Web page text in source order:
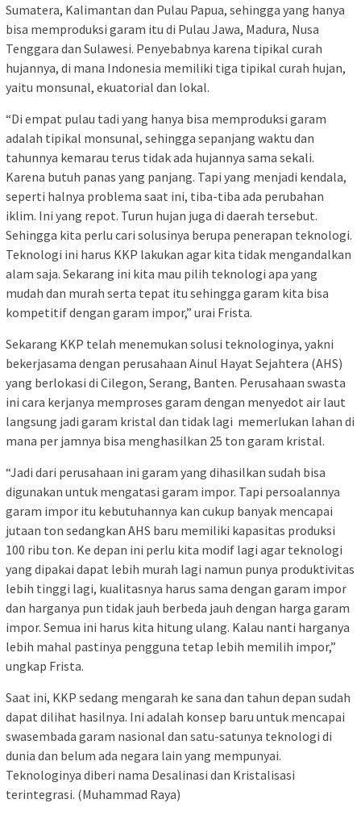
Sumatera, Kalimantan dan Pulau Papua, sehingga yang hanya
bisa memproduksi garam itu di Pulau Jawa, Madura, Nusa
Tenggara dan Sulawesi. Penyebabnya karena tipikal curah
hujannya, di mana Indonesia memiliki tiga tipikal curah hujan,
yaitu monsunal, ekuatorial dan lokal.
“Di empat pulau tadi yang hanya bisa memproduksi garam
adalah tipikal monsunal, sehingga sepanjang waktu dan
tahunnya kemarau terus tidak ada hujannya sama sekali.
Karena butuh panas yang panjang. Tapi yang menjadi kendala,
seperti halnya problema saat ini, tiba-tiba ada perubahan
iklim. Ini yang repot. Turun hujan juga di daerah tersebut.
Sehingga kita perlu cari solusinya berupa penerapan teknologi.
Teknologi ini harus KKP lakukan agar kita tidak mengandalkan
alam saja. Sekarang ini kita mau pilih teknologi apa yang
mudah dan murah serta tepat itu sehingga garam kita bisa
kompetitif dengan garam impor,” urai Frista.
Sekarang KKP telah menemukan solusi teknologinya, yakni
bekerjasama dengan perusahaan Ainul Hayat Sejahtera (AHS)
yang berlokasi di Cilegon, Serang, Banten. Perusahaan swasta
ini cara kerjanya memproses garam dengan menyedot air laut
langsung jadi garam kristal dan tidak lagi memerlukan lahan di
mana per jamnya bisa menghasilkan 25 ton garam kristal.
“Jadi dari perusahaan ini garam yang dihasilkan sudah bisa
digunakan untuk mengatasi garam impor. Tapi persoalannya
garam impor itu kebutuhannya kan cukup banyak mencapai
jutaan ton sedangkan AHS baru memiliki kapasitas produksi
100 ribu ton. Ke depan ini perlu kita modif lagi agar teknologi
yang dipakai dapat lebih murah lagi namun punya produktivitas
lebih tinggi lagi, kualitasnya harus sama dengan garam impor
dan harganya pun tidak jauh berbeda jauh dengan harga garam
impor. Semua ini harus kita hitung ulang. Kalau nanti harganya
lebih mahal pastinya pengguna tetap lebih memilih impor,”
ungkap Frista.
Saat ini, KKP sedang mengarah ke sana dan tahun depan sudah
dapat dilihat hasilnya. Ini adalah konsep baru untuk mencapai
swasembada garam nasional dan satu-satunya teknologi di
dunia dan belum ada negara lain yang mempunyai.
Teknologinya diberi nama Desalinasi dan Kristalisasi
terintegrasi. (Muhammad Raya)